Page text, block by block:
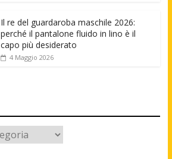
Il re del guardaroba maschile 2026:
perché il pantalone fluido in lino è il
capo più desiderato
4 Maggio 2026